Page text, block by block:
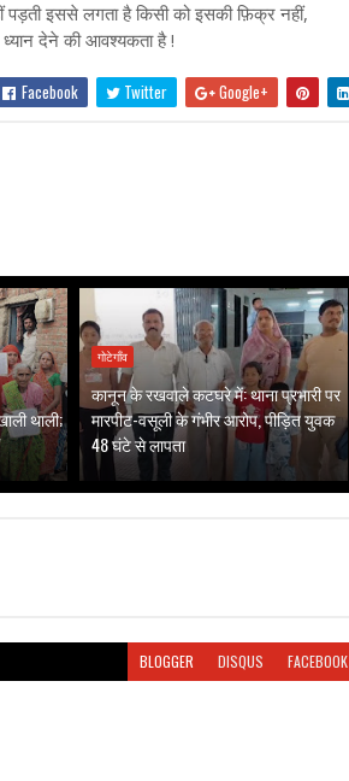
पड़ती इससे लगता है किसी को इसकी फ़िक्र नहीं,
ध्यान देने की आवश्यकता है !
Facebook Twitter Google+
थाली;
गोटेगाँव
कानून के रखवाले कटघरे में: थाना प्रभारी पर
मारपीट-वसूली के गंभीर आरोप, पीड़ित युवक
48 घंटे से लापता
BLOGGER DISQUS FACEBOOK